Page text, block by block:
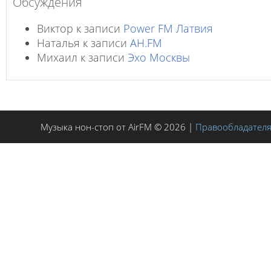
Виктор к записи Power FM Латвия
Наталья к записи AH.FM
Михаил к записи Эхо Москвы
Музыка нон-стоп от AirFM © 2026 |